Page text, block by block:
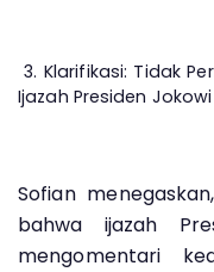
3. Klarifikasi: Tidak
Ijazah Presiden Jokowi
Sofian
bahwa ijazah
mengomentari